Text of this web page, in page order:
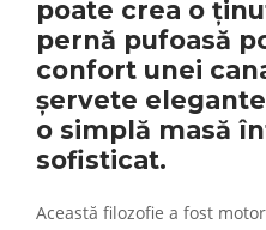
poate crea o
pernă pufoasă
confort unei
șervete
o simplă masă
sofisticat.
Această filozofie a fost